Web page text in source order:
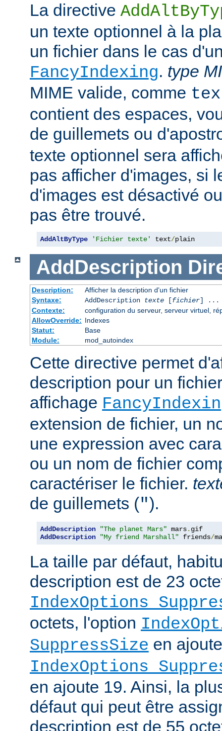
La directive
un texte optionnel à la
un fichier dans le cas
FancyIndexing. type
MIME valide, comme
contient des espaces,
de guillemets ou
texte optionnel sera
pas afficher d'images, si
d'images est désactivé
pas être trouvé.
AddAltByType 'Fichier texte' text/plain
AddDescription
Description:
Afficher la description d'un fichier
Syntaxe:
AddDescription texte[fichier] ...
Contexte:
configuration du serveur, serveur virtuel,
AllowOverride: Indexes
Statut:
Base
Module:
mod_autoindex
Cette directive permet
description pour un
affichage
extension de fichier, un
une expression avec
ou un nom de fichier
caractériser le fichier.
de guillemets (").
AddDescription "The planet Mars" mars.
AddDescription
"My friend Marshall" friends/
La taille par défaut,
description est de 23
IndexOptions
octets, l'option
SuppressSize en
IndexOptions
en ajoute 19. Ainsi, la
défaut qui peut être
description est de 55